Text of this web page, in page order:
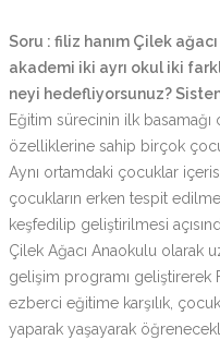
Soru : filiz hanım Çilek
akademi iki ayrı okul iki
neyi hedefliyorsunuz?
Eğitim sürecinin ilk
özelliklerine sahip birçok
Aynı ortamdaki çocuklar
çocukların erken tespit
keşfedilip geliştirilmesi
Çilek Ağacı Anaokulu olarak
gelişim programı geliştirerek
ezberci eğitime karşılık,
yaparak yaşayarak